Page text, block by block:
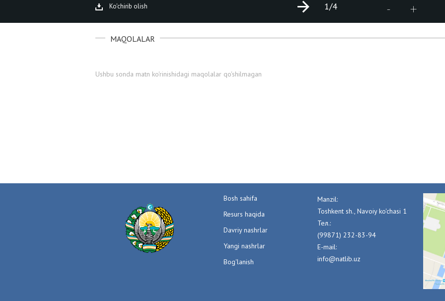
Ko'chirib olish - +
1/4
MAQOLALAR
Ushbu sonda matn ko'rinishidagi maqolalar qo'shilmagan
Bosh sahifa
Resurs haqida
Davriy nashrlar
Yangi nashrlar
Bog'lanish
Manzil:
Toshkent sh., Navoiy ko'chasi 1
Тел.:
(99871) 232-83-94
E-mail:
info@natlib.uz